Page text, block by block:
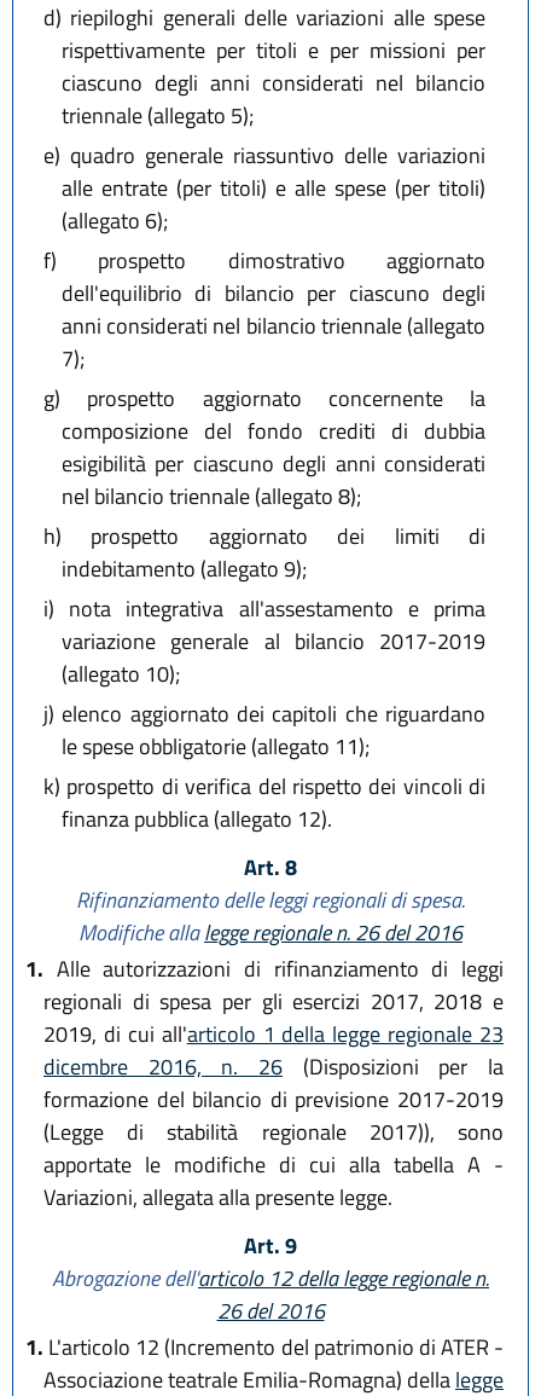
d) riepiloghi generali delle variazioni alle spese
rispettivamente per titoli e per missioni per
ciascuno degli anni considerati nel bilancio
triennale (allegato 5);
e) quadro generale riassuntivo delle variazioni
alle entrate (per titoli) e alle spese (per titoli)
(allegato 6);
f) prospetto dimostrativo aggiornato
dell'equilibrio di bilancio per ciascuno degli
anni considerati nel bilancio triennale (allegato
7);
g) prospetto aggiornato concernente la
composizione del fondo crediti di dubbia
esigibilità per ciascuno degli anni considerati
nel bilancio triennale (allegato 8);
h) prospetto aggiornato dei limiti di
indebitamento (allegato 9);
i) nota integrativa all'assestamento e prima
variazione generale al bilancio 2017-2019
(allegato 10);
j) elenco aggiornato dei capitoli che riguardano
le spese obbligatorie (allegato 11);
k) prospetto di verifica del rispetto dei vincoli di
finanza pubblica (allegato 12).
Art. 8
Rifinanziamento delle leggi regionali di spesa.
Modifiche allalegge regionale n. 26 del 2016
1. Alle autorizzazioni di rifinanziamento di leggi
regionali di spesa per gli esercizi 2017, 2018 e
2019, di cui all'articolo 1 della legge regionale 23
dicembre 2016, n. 26 (Disposizioni per la
formazione del bilancio di previsione 2017-2019
(Legge di stabilità regionale 2017)), sono
apportate le modifiche di cui alla tabella A -
Variazioni, allegata alla presente legge.
Art. 9
Abrogazione dell'articolo 12 della legge regionale n.
26 del 2016
1. L'articolo 12 (Incremento del patrimonio di ATER -
Associazione teatrale Emilia-Romagna) dellalegge